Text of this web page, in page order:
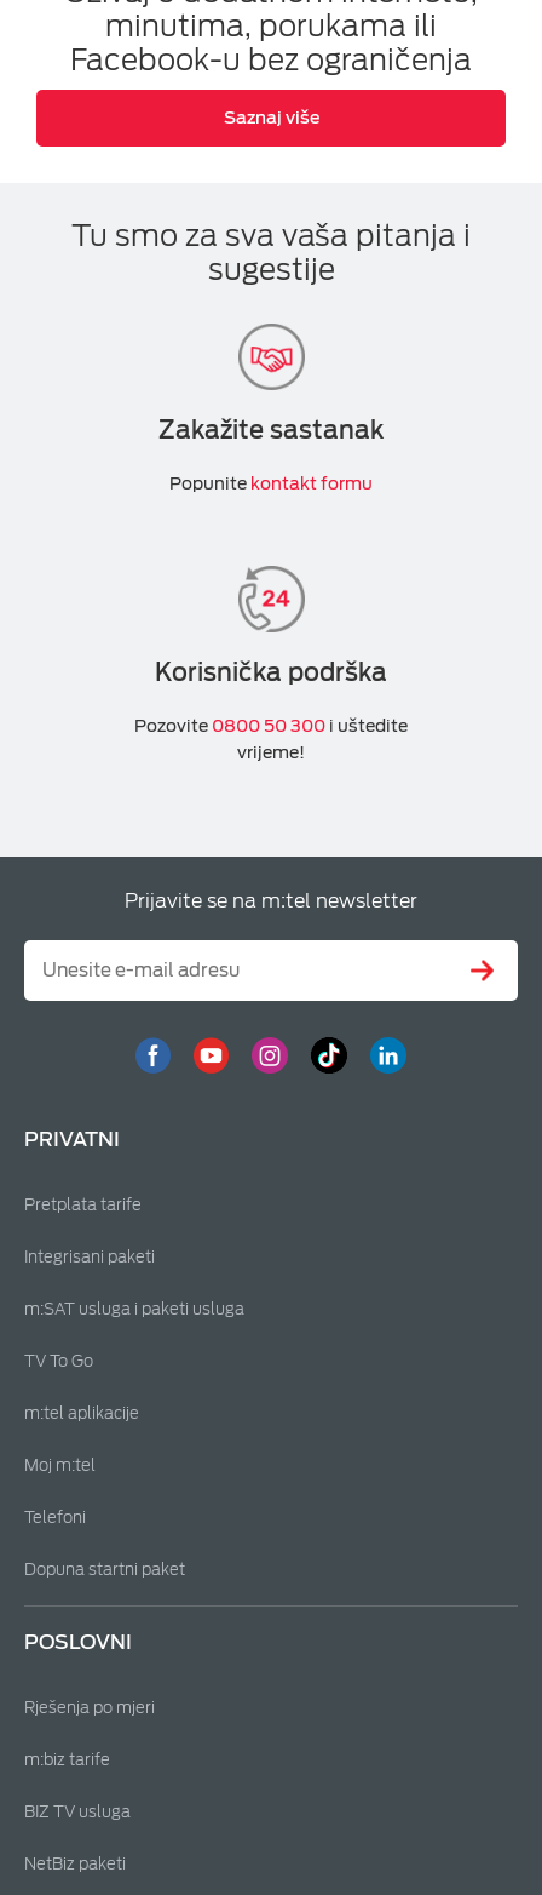
minutima, porukama ili
Facebook-u bez ograničenja
Saznaj više
Tu smo za sva vaša pitanja i
sugestije
Zakažite sastanak
Popunite kontakt formu
Korisnička podrška
Pozovite 0800 50 300 i uštedite
vrijeme!
Prijavite se na m:tel newsletter
PRIVATNI
Pretplata tarife
Integrisani paketi
m:SAT usluga i paketi usluga
TV To Go
m:tel aplikacije
Moj m:tel
Telefoni
Dopuna startni paket
POSLOVNI
Rješenja po mjeri
m:biz tarife
BIZ TV usluga
NetBiz paketi